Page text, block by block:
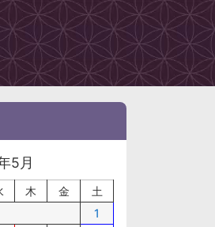
5月
木 金
土
1